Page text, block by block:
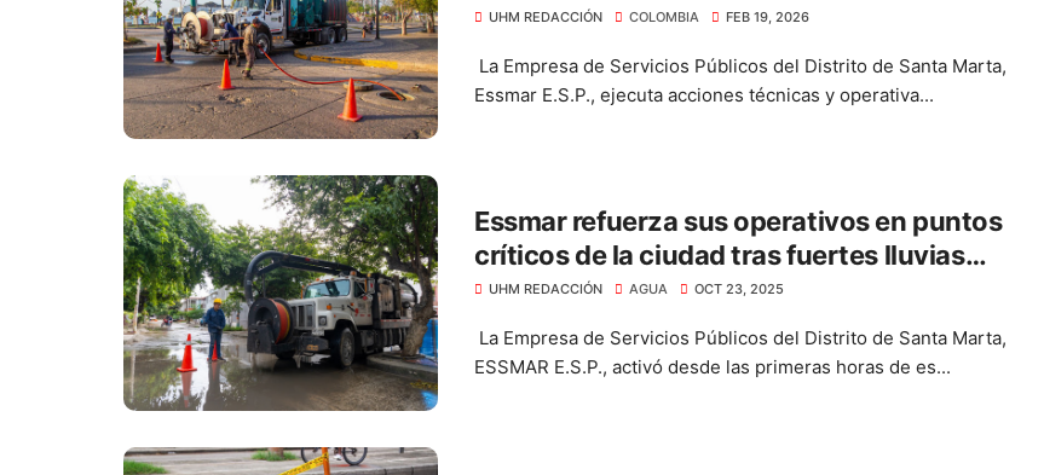
alcantarillado
UHM REDACCIÓN COLOMBIA FEB 19, 2026
La Empresa de Servicios Públicos del Distrito de Santa Marta,
Essmar E.S.P., ejecuta acciones técnicas y operativa...
Essmar refuerza sus operativos en puntos
críticos de la ciudad tras fuertes lluvias
registradas
UHM REDACCIÓN AGUA OCT 23, 2025
La Empresa de Servicios Públicos del Distrito de Santa Marta,
ESSMAR E.S.P., activó desde las primeras horas de es...